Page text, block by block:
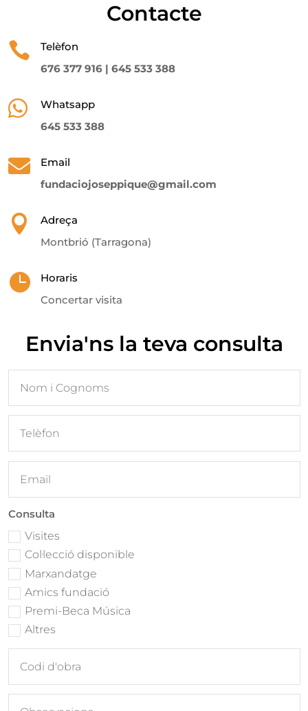
Contacte

Telèfon
676 377 916 | 645 533 388

Whatsapp
645 533 388

Email
fundaciojoseppique@gmail.com

Adreça
Montbrió (Tarragona)

Horaris
Concertar visita
Envia'ns la teva consulta
Consulta
Visites
Col·lecció disponible
Marxandatge
Amics fundació
Premi-Beca Música
Altres